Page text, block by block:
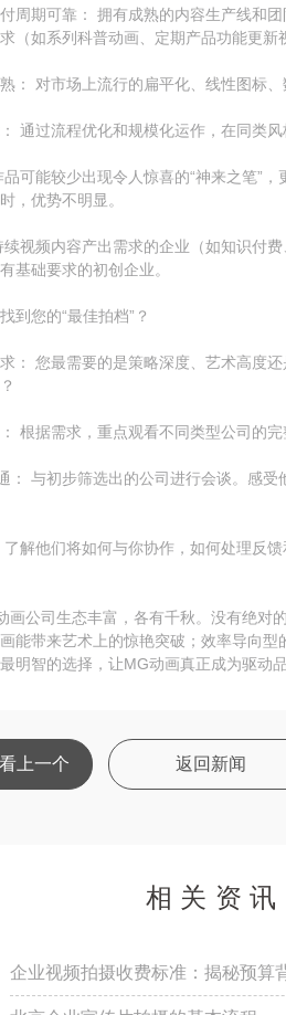
周期可靠： 拥有成熟的内容生产线和
（如系列科普动画、定期产品功能更新
： 对市场上流行的扁平化、线性图标
通过流程优化和规模化运作，在同类
可能较少出现令人惊喜的“神来之笔”
，优势不明显。
视频内容产出需求的企业（如知识付
基础要求的初创企业。
到您的“最佳拍档”？
： 您最需要的是策略深度、艺术高度
根据需求，重点观看不同类型公司的
： 与初步筛选出的公司进行会谈。感
解他们将如何与你协作，如何处理反馈
画公司生态丰富，各有千秋。没有绝对
能带来艺术上的惊艳突破；效率导向
明智的选择，让MG动画真正成为驱动
上一个 返回新闻
相关资讯
企业视频拍摄收费标准：揭秘预算